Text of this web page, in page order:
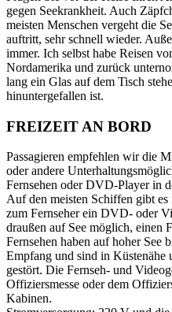
gegen Seekrankheit. Auch
meisten Menschen vergeht die
auftritt, sehr schnell wieder.
immer. Ich selbst habe Reisen
Nordamerika und zurück
lang ein Glas auf dem Tisch
hinuntergefallen ist.
FREIZEIT AN BORD
Passagieren empfehlen wir die
oder andere
Fernsehen oder DVD-Player in
Auf den meisten Schiffen gibt
zum Fernseher ein DVD- oder
draußen auf See möglich, einen
Fernsehen haben auf hoher See
Empfang und sind in Küstenähe
gestört. Die Fernseh- und
Offiziersmesse oder dem
Kabinen.